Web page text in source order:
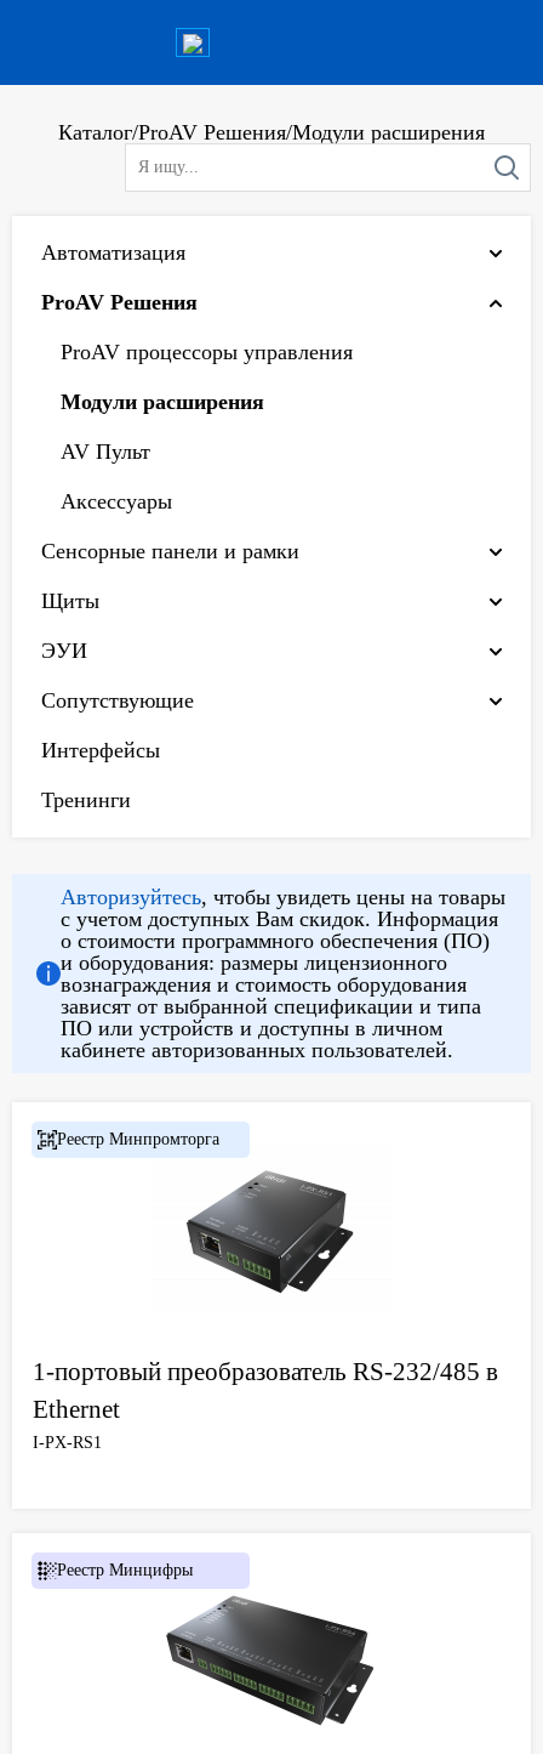
Каталог/ProAV Решения/Модули расширения
Автоматизация
ProAV Решения
ProAV процессоры управления
Модули расширения
AV Пульт
Аксессуары
Сенсорные панели и рамки
Щиты
ЭУИ
Сопутствующие
Интерфейсы
Тренинги
Авторизуйтесь, чтобы увидеть цены на товары
с учетом доступных Вам скидок. Информация
о стоимости программного обеспечения (ПО)
и оборудования: размеры лицензионного
вознаграждения и стоимость оборудования
зависят от выбранной спецификации и типа
ПО или устройств и доступны в личном
кабинете авторизованных пользователей.
Реестр Минпромторга
1-портовый преобразователь RS-232/485 в
Ethernet
I-PX-RS1
Реестр Минцифры